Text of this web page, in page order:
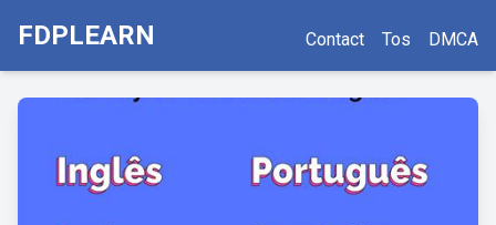
FDPLEARN Contact Tos DMCA